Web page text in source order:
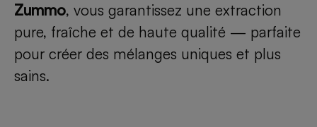
Zummo, vous garantissez une extraction
pure, fraîche et de haute qualité — parfaite
pour créer des mélanges uniques et plus
sains.